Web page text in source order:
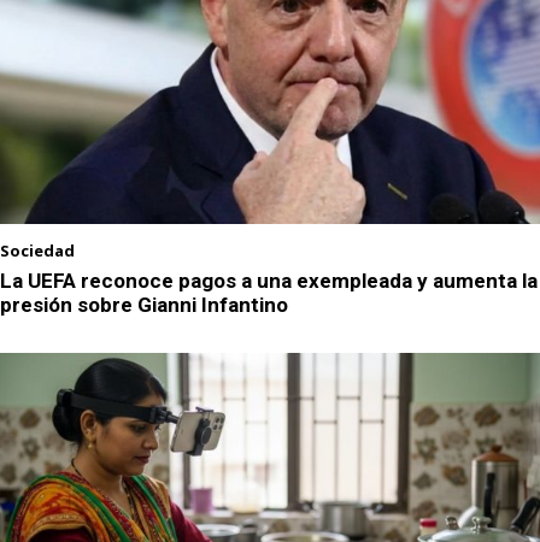
Sociedad
La UEFA reconoce pagos a una exempleada y aumenta la
presión sobre Gianni Infantino